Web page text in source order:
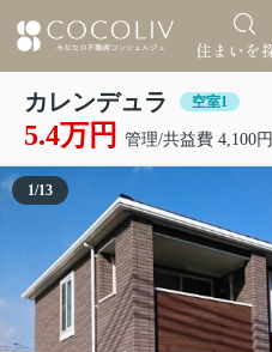
カレンデュラ 空室1
5.4万円 管理/共益費 4,100円
1/13